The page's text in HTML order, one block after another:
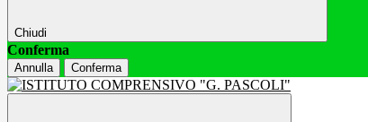
Chiudi
Conferma
Annulla Conferma